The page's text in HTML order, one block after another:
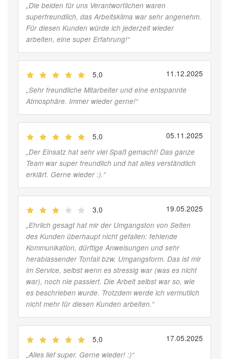
„Die beiden für uns Verantwortlichen waren
superfreundlich, das Arbeitsklima war sehr angenehm.
Für diesen Kunden würde ich jederzeit wieder
arbeiten, eine super Erfahrung!“
5,0 11.12.2025
„Sehr freundliche Mitarbeiter und eine entspannte
Atmosphäre. Immer wieder gerne!“
5,0 05.11.2025
„Der Einsatz hat sehr viel Spaß gemacht! Das ganze
Team war super freundlich und hat alles verständlich
erklärt. Gerne wieder :).“
3,0 19.05.2025
„Ehrlich gesagt hat mir der Umgangston von Seiten
des Kunden überhaupt nicht gefallen: fehlende
Kommunikation, dürftige Anweisungen und sehr
herablassender Tonfall bzw. Umgangsform. Das ist mir
im Service, selbst wenn es stressig war (was es nicht
war), noch nie passiert. Die Arbeit selbst war so, wie
es beschrieben wurde. Trotzdem werde ich vermutlich
nicht mehr für diesen Kunden arbeiten.“
5,0 17.05.2025
„Alles lief super. Gerne wieder! :)“